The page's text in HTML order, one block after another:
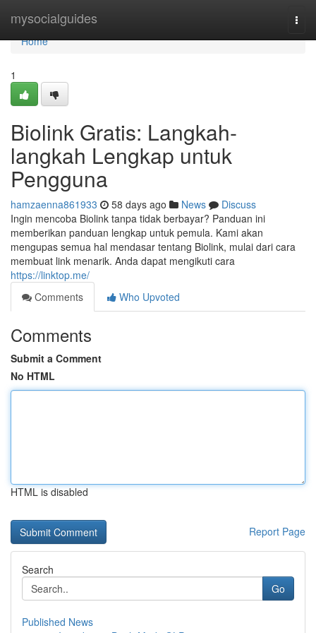
mysocialguides
Home
Home
1
Biolink Gratis: Langkah-
langkah Lengkap untuk
Pengguna
hamzaenna861933 58 days ago News
Discuss
Ingin mencoba Biolink tanpa tidak berbayar? Panduan ini
memberikan panduan lengkap untuk pemula. Kami akan
mengupas semua hal mendasar tentang Biolink, mulai dari cara
membuat link menarik. Anda dapat mengikuti cara
https://linktop.me/
Comments
Who Upvoted
Comments
Submit a Comment
No HTML
HTML is disabled
Report Page
Search
Go
Published News